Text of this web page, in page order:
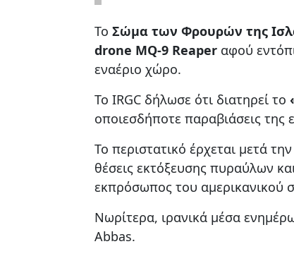
Το Σώμα των Φρουρών της
drone MQ-9 Reaper αφού
εναέριο χώρο.
Το IRGC δήλωσε ότι διατηρεί το
οποιεσδήποτε παραβιάσεις της
Το περιστατικό έρχεται μετά
θέσεις εκτόξευσης πυραύλων
εκπρόσωπος του αμερικανικού
Νωρίτερα, ιρανικά μέσα
Abbas.